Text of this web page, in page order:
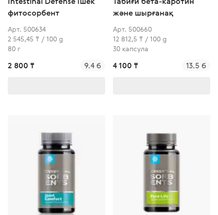
фитосорбент
Арт. 500634
2 545,45 ₸ / 100 g
80 г
2 800 ₸ 9.4 б
және шырғанақ
Арт. 500660
12 812,5 ₸ / 100 g
30 капсула
4 100 ₸ 13.5 б